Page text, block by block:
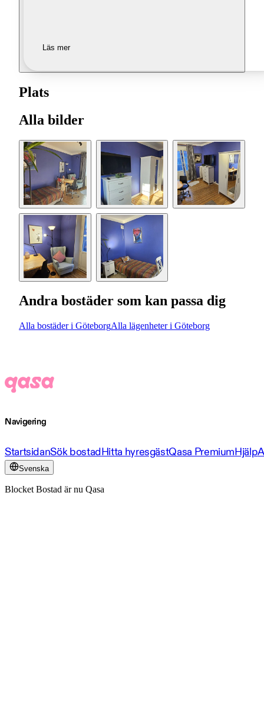
Läs mer
Plats
Alla bilder
Andra bostäder som kan passa dig
Alla bostäder i GöteborgAlla lägenheter i Göteborg
Navigering
StartsidanSök bostadHitta hyresgästQasa PremiumHjälp
Svenska
Blocket Bostad är nu Qasa